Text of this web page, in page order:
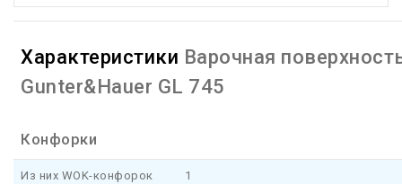
Характеристики Варочная
Gunter&Hauer GL 745
Конфорки
Из них WOK-конфорок
1